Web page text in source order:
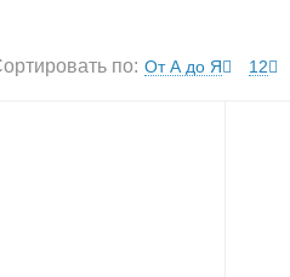
для
стрижки
по: От А до Я 12